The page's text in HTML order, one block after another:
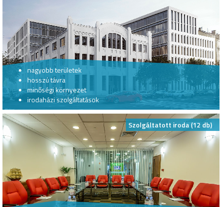
nagyobb területek
hosszú távra
minőségi környezet
irodaházi szolgáltatások
Szolgáltatott iroda (12 db)